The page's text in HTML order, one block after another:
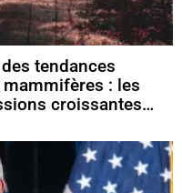
tendances
: les
croissantes…